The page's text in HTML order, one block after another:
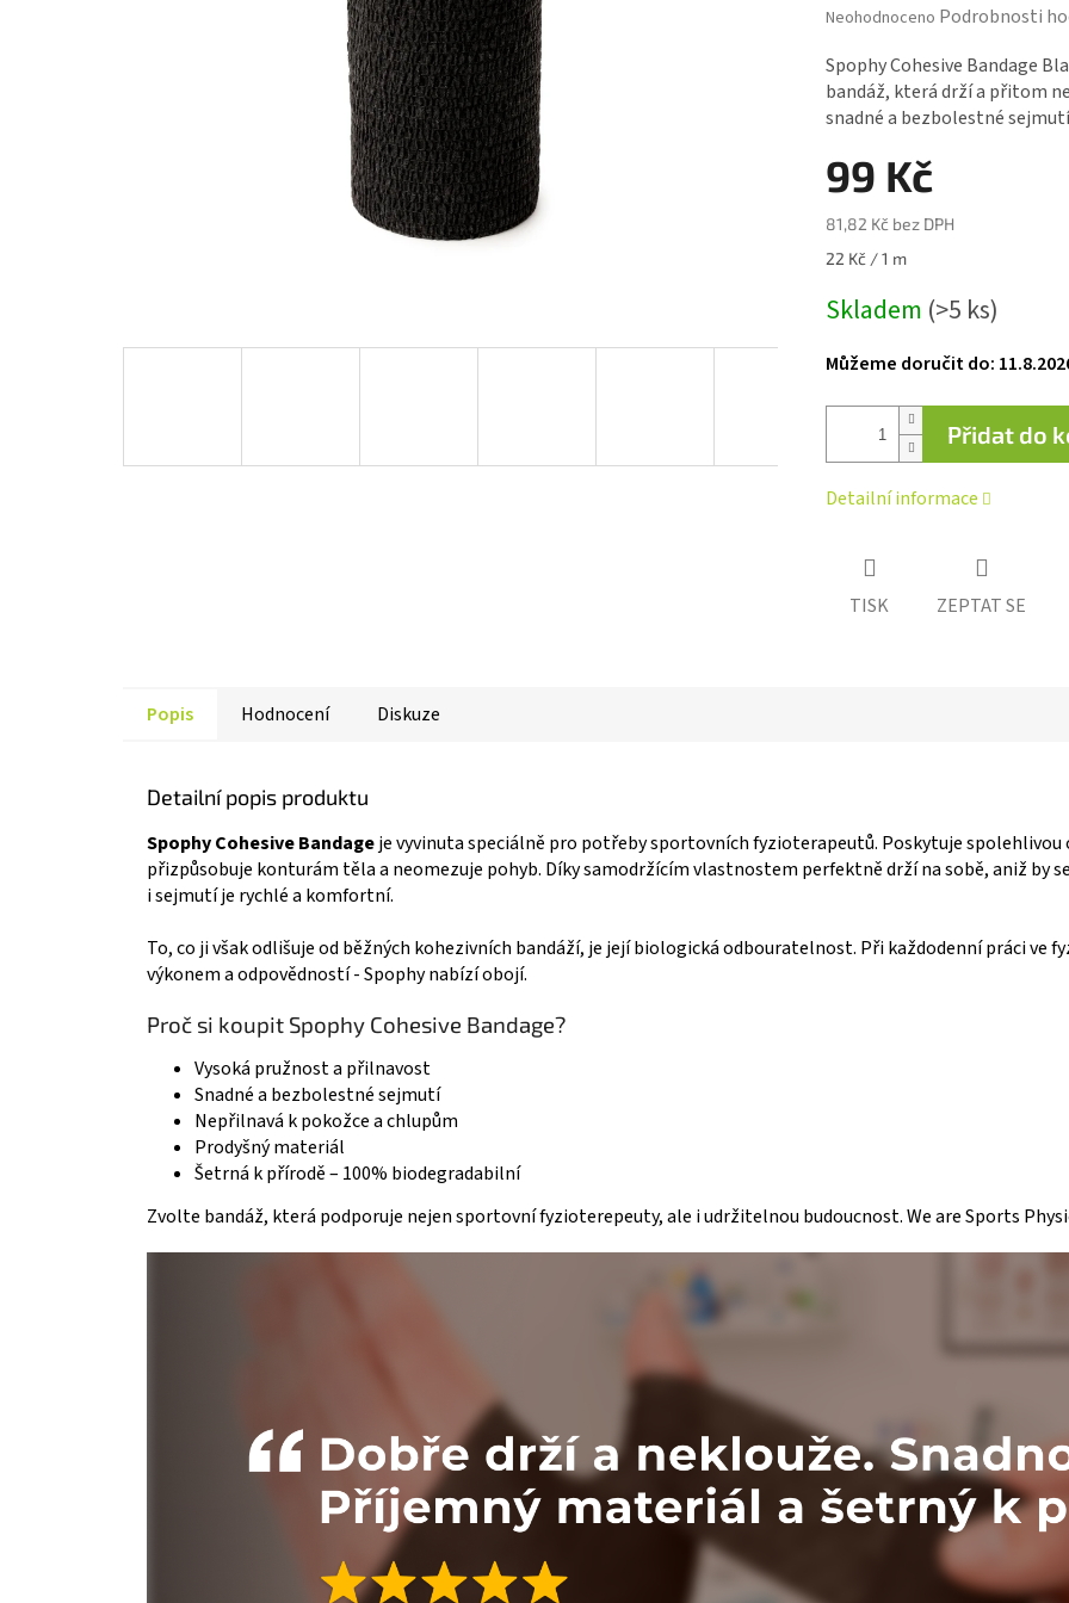
Průměrné
produktu
je
0,0
z 5
Neohodnoceno Podrobnosti
Spophy Cohesive Bandage
bandáž, která drží a přitom
snadné a bezbolestné
99 Kč
81,82 Kč bez DPH
Měrná
22 Kč / 1 m
Skladem (>5 ks)
Můžeme doručit do:
Přidat do
Detailní informace
TISK ZEPTAT SE
Popis Hodnocení Diskuze
Detailní popis produktu
Spophy Cohesive Bandageje vyvinuta speciálně pro potřeby sportovních fyzioterapeutů. Poskytuje spolehlivou
přizpůsobuje konturám těla a neomezuje pohyb. Díky samodržícím vlastnostem perfektně drží na sobě, aniž by
i sejmutí je rychlé a komfortní.
To, co ji však odlišuje od běžných kohezivních bandáží, je její biologická odbouratelnost. Při každodenní práci
výkonem a odpovědností - Spophy nabízí obojí.
Proč si koupit Spophy Cohesive Bandage?
Vysoká pružnost a přilnavost
Snadné a bezbolestné sejmutí
Nepřilnavá k pokožce a chlupům
Prodyšný materiál
Šetrná k přírodě – 100% biodegradabilní
Zvolte bandáž, která podporuje nejen sportovní fyzioterepeuty, ale i udržitelnou budoucnost. We are Sports